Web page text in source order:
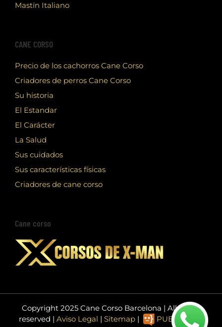
Mastín Italiano
CANE CORSO
Precio de los cachorros Cane Corso
Criadores de perros Cane Corso
Su historia
El Estandar
El Carácter
La Salud
Sus cuidados
Sus características físicas
Criadores de cane corso
Cane corso
Copyright 2025 Cane Corso Barcelona | All rights
reserved | Aviso Legal | Sitemap |
PUBLIEDIT -